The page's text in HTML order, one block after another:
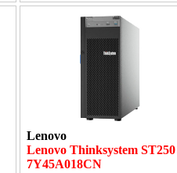
Lenovo
Lenovo Thinksystem ST250
7Y45A018CN